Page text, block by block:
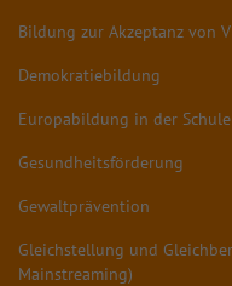
Bildung zur Akzeptanz von
Demokratiebildung
Europabildung in der Schule
Gesundheitsförderung
Gewaltprävention
Gleichstellung und
Mainstreaming)